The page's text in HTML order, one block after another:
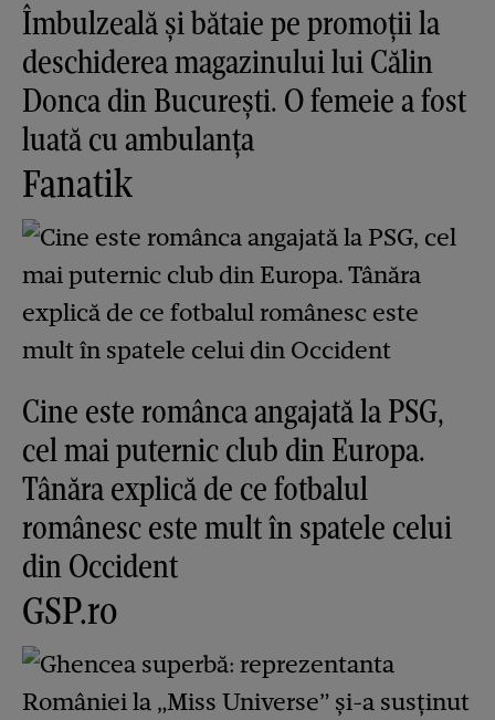
Îmbulzeală și bătaie pe promoții la
deschiderea magazinului lui Călin
Donca din București. O femeie a fost
luată cu ambulanța
Fanatik
Cine este românca angajată la PSG,
cel mai puternic club din Europa.
Tânăra explică de ce fotbalul
românesc este mult în spatele celui
din Occident
GSP.ro